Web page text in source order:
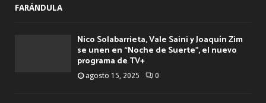
FARÁNDULA
Nico Solabarrieta, Vale Saini y Joaquín Zim
se unen en “Noche de Suerte”, el nuevo
programa de TV+
agosto 15, 2025 0